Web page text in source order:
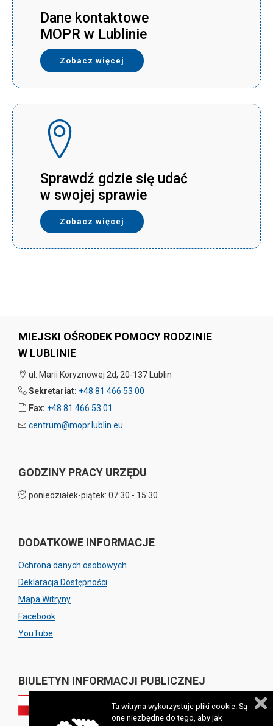
Dane kontaktowe
MOPR w Lublinie
Zobacz więcej
Sprawdź gdzie się udać
w swojej sprawie
Zobacz więcej
MIEJSKI OŚRODEK POMOCY RODZINIE
W LUBLINIE
ul. Marii Koryznowej 2d, 20-137 Lublin
Sekretariat: +48 81 466 53 00
Fax: +48 81 466 53 01
centrum@mopr.lublin.eu
GODZINY PRACY URZĘDU
poniedziałek-piątek: 07:30 - 15:30
DODATKOWE INFORMACJE
Ochrona danych osobowych
Deklaracja Dostępności
Mapa Witryny
Facebook
YouTube
BIULETYN INFORMACJI PUBLICZNEJ
Ta witryna wykorzystuje pliki cookie. Są
one niezbędne do tego, aby jak